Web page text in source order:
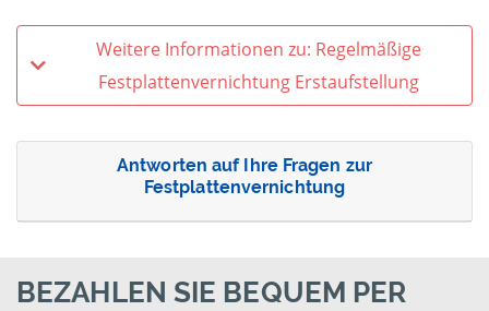
Weitere Informationen zu: Regelmäßige
Festplattenvernichtung Erstaufstellung
Antworten auf Ihre Fragen zur
Festplattenvernichtung
BEZAHLEN SIE BEQUEM PER